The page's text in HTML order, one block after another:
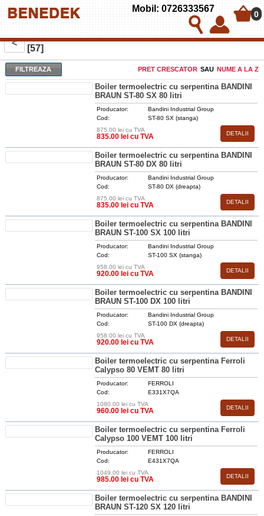
Mobil: 0726333567
0
<
BOILERE TERMOELECTRICE CU O SERPENTINA
[57]
FILTREAZA NUME A LA Z
SAU
PRET CRESCATOR
Boiler termoelectric cu serpentina BANDINI
BRAUN ST-80 SX 80 litri
Producator:
Bandini Industrial Group
Cod:
ST-80 SX (stanga)
875.00 lei cu TVA
835.00 lei cu TVA DETALII
Boiler termoelectric cu serpentina BANDINI
BRAUN ST-80 DX 80 litri
Producator:
Bandini Industrial Group
Cod:
ST-80 DX (dreapta)
875.00 lei cu TVA
835.00 lei cu TVA DETALII
Boiler termoelectric cu serpentina BANDINI
BRAUN ST-100 SX 100 litri
Producator:
Bandini Industrial Group
Cod:
ST-100 SX (stanga)
958.00 lei cu TVA
920.00 lei cu TVA DETALII
Boiler termoelectric cu serpentina BANDINI
BRAUN ST-100 DX 100 litri
Producator:
Bandini Industrial Group
Cod:
ST-100 DX (dreapta)
958.00 lei cu TVA
920.00 lei cu TVA DETALII
Boiler termoelectric cu serpentina Ferroli
Calypso 80 VEMT 80 litri
Producator:
FERROLI
Cod:
E331X7QA
1080.00 lei cu TVA
960.00 lei cu TVA DETALII
Boiler termoelectric cu serpentina Ferroli
Calypso 100 VEMT 100 litri
Producator:
FERROLI
Cod:
E431X7QA
1049.00 lei cu TVA
985.00 lei cu TVA DETALII
Boiler termoelectric cu serpentina BANDINI
BRAUN ST-120 SX 120 litri